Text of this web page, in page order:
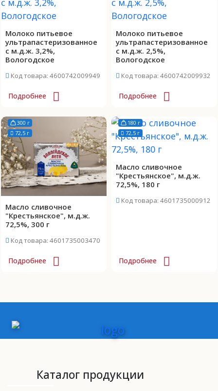
Молоко питьевое
ультрапастеризованное
с м.д.ж. 3,2%,
Вологодское
Код товара: 4600742009949
Подробнее
Молоко питьевое
ультрапастеризованное
с м.д.ж. 2,5%,
Вологодское
Код товара: 4600742009932
Подробнее
300 г
72,5 г
Масло сливочное
"Крестьянское", м.д.ж.
72,5%, 300 г
Код товара: 4601735003470
Подробнее
180 г
72,5 г
Масло сливочное
"Крестьянское", м.д.ж.
72,5%, 180 г
Код товара: 4601735000912
Подробнее
Каталог продукции